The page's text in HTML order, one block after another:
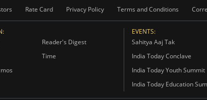
Rate Card Privacy Policy Terms and Conditions
Reader's Digest
Time
EVENTS:
Sahitya Aaj Tak
India Today Conclave
India Today Youth Summit
India Today Education